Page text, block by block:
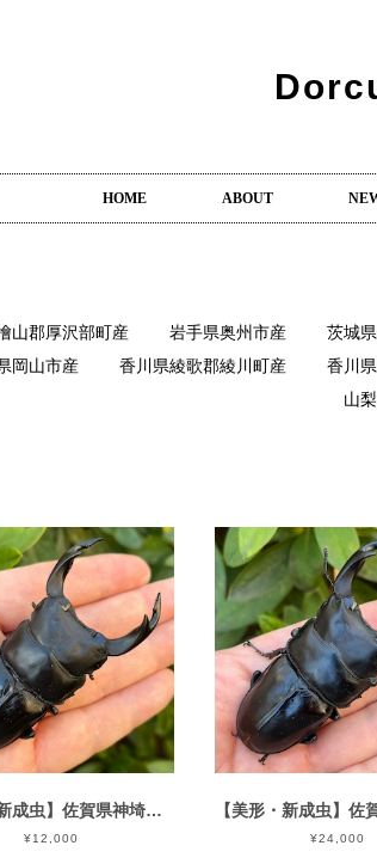
HOME ABOUT
山郡厚沢部町産 岩手県奥州市産 茨城
岡山市産
香川県綾歌郡綾川町産 香川
山
【美形・新成虫】佐賀県神埼郡神埼町産”オオクワガタペア（♂78mm） # 8252−601
¥12,000 ¥24,000